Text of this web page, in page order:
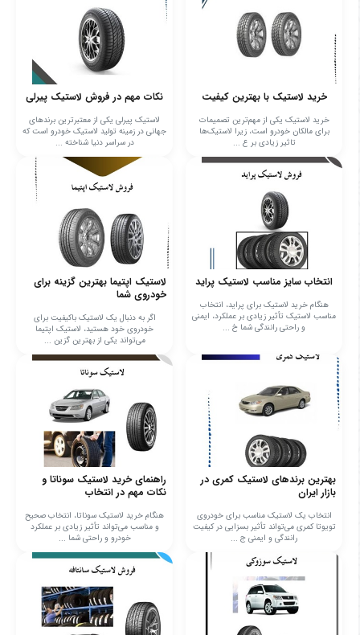
خرید لاستیک با بهترین کیفیت
خرید لاستیک یکی از مهم‌ترین تصمیمات
برای مالکان خودرو است، زیرا لاستیک‌ها
تاثیر زیادی بر ع ...
نکات مهم در فروش لاستیک پیرلی
لاستیک پیرلی یکی از معتبرترین برندهای
جهانی در زمینه تولید لاستیک خودرو است که
در سراسر دنیا شناخته ...
انتخاب سایز مناسب لاستیک پراید
هنگام خرید لاستیک برای پراید، انتخاب
مناسب لاستیک تأثیر زیادی بر عملکرد، ایمنی
و راحتی رانندگی شما خ ...
لاستیک اپتیما بهترین گزینه برای
خودروی شما
اگر به دنبال یک لاستیک باکیفیت برای
خودروی خود هستید، لاستیک اپتیما
می‌تواند یکی از بهترین گزین ...
بهترین برندهای لاستیک کمری در
بازار ایران
انتخاب یک لاستیک مناسب برای خودروی
تویوتا کمری می‌تواند تأثیر بسزایی در کیفیت
رانندگی و ایمنی ج ...
راهنمای خرید لاستیک سوناتا و
نکات مهم در انتخاب
هنگام خرید لاستیک سوناتا، انتخاب صحیح
و مناسب می‌تواند تأثیر زیادی بر عملکرد
خودرو و راحتی شما ...